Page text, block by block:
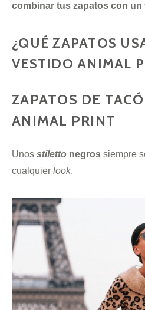
combinar tus zapatos con un
¿QUÉ ZAPATOS
VESTIDO ANIMAL
ZAPATOS DE
ANIMAL PRINT
Unos stiletto negros siempre
cualquier look.